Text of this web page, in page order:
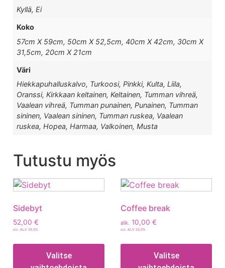
Kyllä, Ei
Koko
57cm X 59cm, 50cm X 52,5cm, 40cm X 42cm, 30cm X
31,5cm, 20cm X 21cm
Väri
Hiekkapuhalluskalvo, Turkoosi, Pinkki, Kulta, Liila,
Oranssi, Kirkkaan keltainen, Keltainen, Tumman vihreä,
Vaalean vihreä, Tumman punainen, Punainen, Tumman
sininen, Vaalean sininen, Tumman ruskea, Vaalean
ruskea, Hopea, Harmaa, Valkoinen, Musta
Tutustu myös
Sidebyt
52,00 €
sis. ALV 25,5%
Valitse
Coffee break
alk. 10,00 €
sis. ALV 25,5%
Valitse